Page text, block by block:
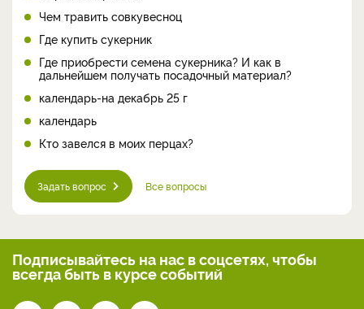
Чем травить совкувесноц
Где купить сукерник
Где приобрести семена сукерника? И как в
дальнейшем получать посадочный материал?
календарь-на декабрь 25 г
календарь
Кто завелся в моих перцах?
Задать вопрос Все вопросы
Подписывайтесь на нас в соцсетях, чтобы
всегдабыть в курсе событий